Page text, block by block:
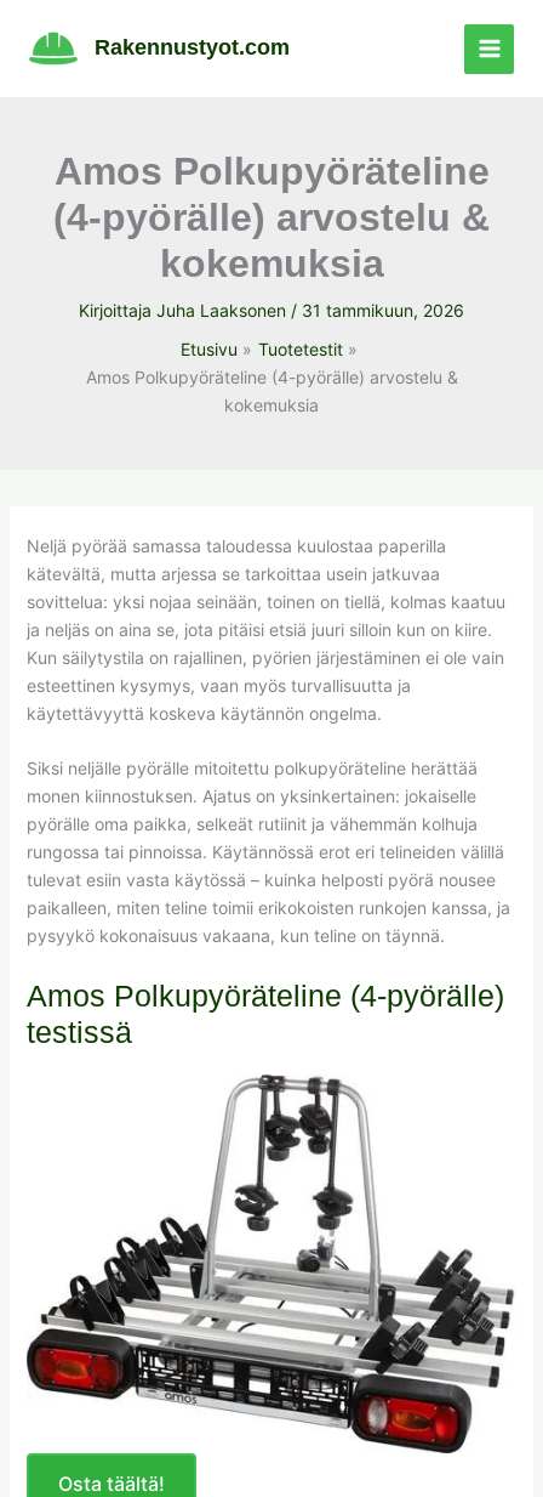
sisältöön
Rakennustyot.com
Amos Polkupyöräteline
(4-pyörälle) arvostelu &
kokemuksia
Kirjoittaja Juha Laaksonen / 31 tammikuun, 2026
Etusivu
Tuotetestit
Amos Polkupyöräteline (4-pyörälle) arvostelu &
kokemuksia
Neljä pyörää samassa taloudessa kuulostaa paperilla
kätevältä, mutta arjessa se tarkoittaa usein jatkuvaa
sovittelua: yksi nojaa seinään, toinen on tiellä, kolmas kaatuu
ja neljäs on aina se, jota pitäisi etsiä juuri silloin kun on kiire.
Kun säilytystila on rajallinen, pyörien järjestäminen ei ole vain
esteettinen kysymys, vaan myös turvallisuutta ja
käytettävyyttä koskeva käytännön ongelma.
Siksi neljälle pyörälle mitoitettu polkupyöräteline herättää
monen kiinnostuksen. Ajatus on yksinkertainen: jokaiselle
pyörälle oma paikka, selkeät rutiinit ja vähemmän kolhuja
rungossa tai pinnoissa. Käytännössä erot eri telineiden välillä
tulevat esiin vasta käytössä – kuinka helposti pyörä nousee
paikalleen, miten teline toimii erikokoisten runkojen kanssa, ja
pysyykö kokonaisuus vakaana, kun teline on täynnä.
Amos Polkupyöräteline (4-pyörälle)
testissä
Osta täältä!